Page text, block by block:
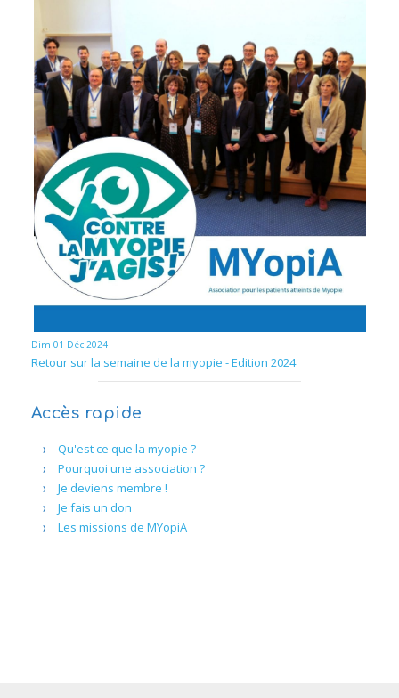
Dim 01 Déc 2024
Retour sur la semaine de la myopie - Edition 2024
Accès rapide
Qu'est ce que la myopie ?
Pourquoi une association ?
Je deviens membre !
Je fais un don
Les missions de MYopiA